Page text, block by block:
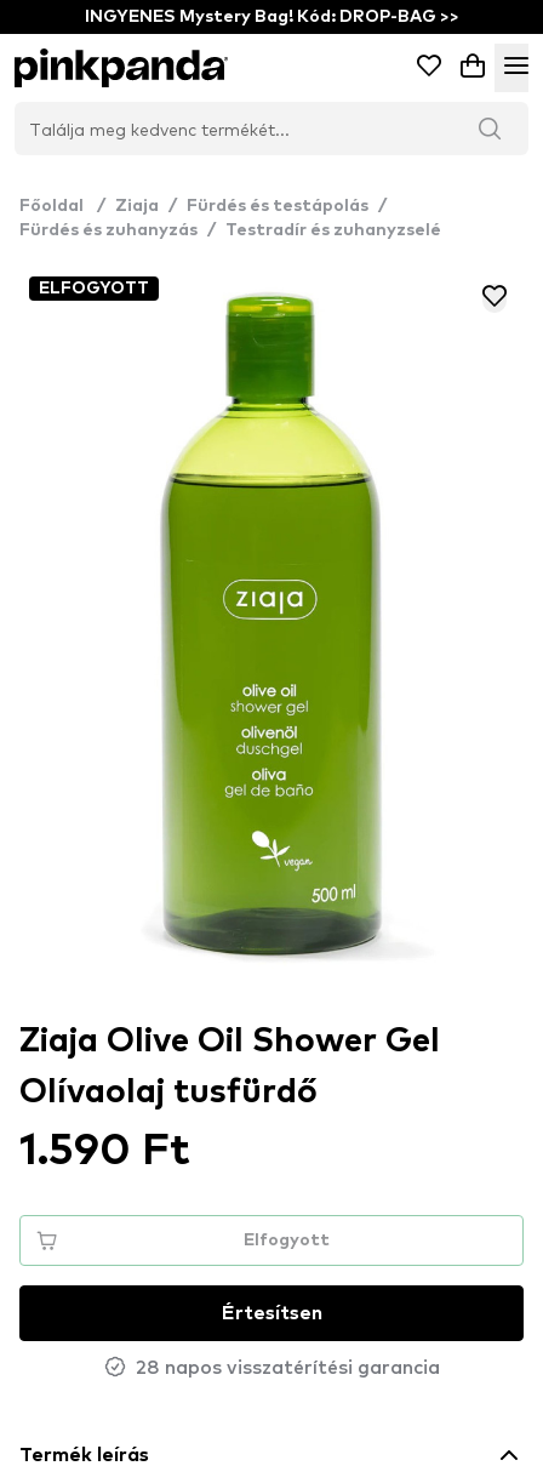
INGYENES Mystery Bag! Kód: DROP-BAG >>
Főoldal / Ziaja / Fürdés és testápolás /
Fürdés és zuhanyzás / Testradír és zuhanyzselé
ELFOGYOTT
Ziaja Olive Oil Shower Gel
Olívaolaj tusfürdő
1.590 Ft
Elfogyott
Értesítsen
28 napos visszatérítési garancia
Termék leírás